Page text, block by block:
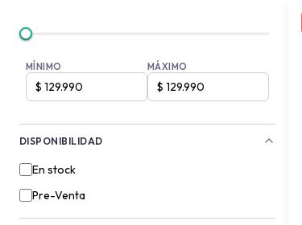
MÍNIMO MÁXIMO
DISPONIBILIDAD
En stock
Pre-Venta